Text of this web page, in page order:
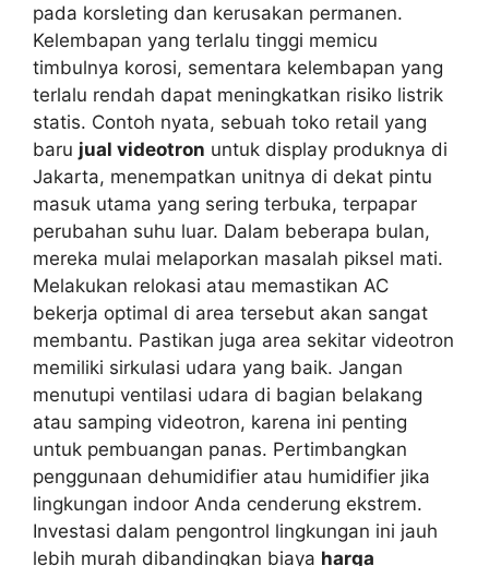
pada korsleting dan kerusakan permanen.
Kelembapan yang terlalu tinggi memicu
timbulnya korosi, sementara kelembapan yang
terlalu rendah dapat meningkatkan risiko listrik
statis. Contoh nyata, sebuah toko retail yang
baru jual videotron untuk display produknya di
Jakarta, menempatkan unitnya di dekat pintu
masuk utama yang sering terbuka, terpapar
perubahan suhu luar. Dalam beberapa bulan,
mereka mulai melaporkan masalah piksel mati.
Melakukan relokasi atau memastikan AC
bekerja optimal di area tersebut akan sangat
membantu. Pastikan juga area sekitar videotron
memiliki sirkulasi udara yang baik. Jangan
menutupi ventilasi udara di bagian belakang
atau samping videotron, karena ini penting
untuk pembuangan panas. Pertimbangkan
penggunaan dehumidifier atau humidifier jika
lingkungan indoor Anda cenderung ekstrem.
Investasi dalam pengontrol lingkungan ini jauh
lebih murah dibandingkan biaya harga